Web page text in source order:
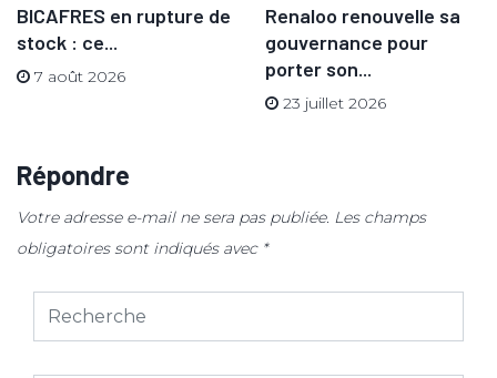
BICAFRES en rupture de
stock : ce...
7 août 2026
Renaloo renouvelle sa
gouvernance pour
porter son...
23 juillet 2026
Répondre
Votre adresse e-mail ne sera pas publiée. Les champs
obligatoires sont indiqués avec *